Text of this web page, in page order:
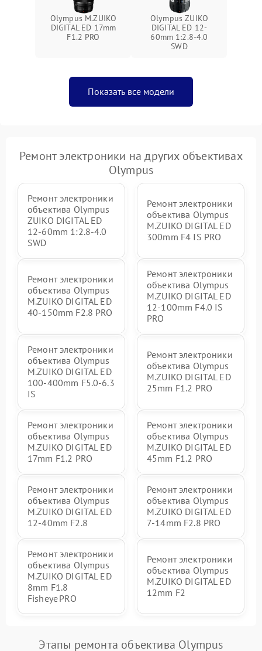
Olympus M.ZUIKO
DIGITAL ED 17mm
F1.2 PRO
Olympus ZUIKO
DIGITAL ED 12-
60mm 1:2.8-4.0
SWD
Показать все модели
Ремонт электроники на других объективах
Olympus
Ремонт электроники
объектива Olympus
ZUIKO DIGITAL ED
12-60mm 1:2.8-4.0
SWD
Ремонт электроники
объектива Olympus
M.ZUIKO DIGITAL ED
300mm F4 IS PRO
Ремонт электроники
объектива Olympus
M.ZUIKO DIGITAL ED
40-150mm F2.8 PRO
Ремонт электроники
объектива Olympus
M.ZUIKO DIGITAL ED
12‑100mm F4.0 IS
PRO
Ремонт электроники
объектива Olympus
M.ZUIKO DIGITAL ED
100-400mm F5.0-6.3
IS
Ремонт электроники
объектива Olympus
M.ZUIKO DIGITAL ED
25mm F1.2 PRO
Ремонт электроники
объектива Olympus
M.ZUIKO DIGITAL ED
17mm F1.2 PRO
Ремонт электроники
объектива Olympus
M.ZUIKO DIGITAL ED
45mm F1.2 PRO
Ремонт электроники
объектива Olympus
M.ZUIKO DIGITAL ED
12-40mm F2.8
Ремонт электроники
объектива Olympus
M.ZUIKO DIGITAL ED
7-14mm F2.8 PRO
Ремонт электроники
объектива Olympus
M.ZUIKO DIGITAL ED
8mm F1.8
Fisheye PRO
Ремонт электроники
объектива Olympus
M.ZUIKO DIGITAL ED
12mm F2
Этапы ремонта объектива Olympus